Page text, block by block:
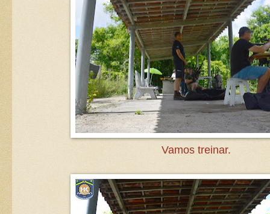
Vamos treinar.